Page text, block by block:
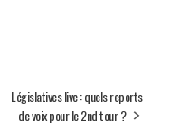
Législatives live : quels reports
de voix pour le 2nd tour ?